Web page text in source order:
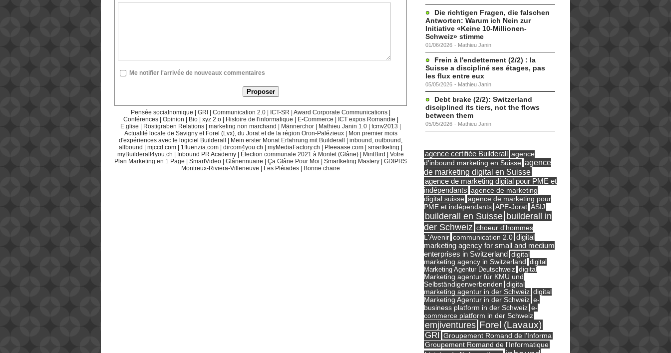
Me notifier l'arrivée de nouveaux commentaires
Pensée socialnomique GRI Communication 2.0 ICT-SR Award Corporate Communications
Conférences
Opinion Bio xyz 2.o Histoire de l'informatique E-Commerce ICT expos Romandie
E.glise
Röstigraben Relations marketing non marchand Männerchor Mathieu Janin 1.0 fcmv2013
Actualité locale de Savigny et Forel (Lvx), du Jorat et de la région Oron-Palézieux
Mon premier mois
d'expériences avec le logiciel Builderall
Mein erster Monat Erfahrung mit Builderall
inbound, outbound,
allbound
mjccd.com 1fluenzia.com dircom4you.ch myMediaFactory.ch Pleeaase.com smartketing
myBuilderall4you.ch
Inbound PR Academy Élection communale 2021 à Montet (Glâne) MintBird
Votre
Plan Marketing en 1 Page
SmartVideo Glânennuaire Ça Glâne Pour Moi Smartketing Mastery
GDIPRS
Montreux-Riviera-Villeneuve
Les Pléiades Bonne chaire
Die richtigen Fragen, die falschen
Antworten: Warum ich Nein zur
Initiative «Keine 10-Millionen-
Schweiz» stimme
01/06/2026 - Mathieu Janin
Frein à l'endettement (2/2) : la
Suisse a discipliné ses étages, pas
les flux entre eux
05/05/2026 - Mathieu Janin
Debt brake (2/2): Switzerland
disciplined its tiers, not the flows
between them
05/05/2026 - Mathieu Janin
agence certifiée Builderall
agence
d'inbound marketing en Suisse agence
de marketing digital en Suisse
agence de marketing digital pour PME et
indépendants agence de marketing
digital suisse agence de marketing pour
PME et indépendants APE-Jorat ASIJ
builderall en Suisse builderall in
der Schweiz choeur d'hommes
L'Avenir communication 2.0 digital
marketing agency for small and medium
enterprises in Switzerland digital
marketing agency in Switzerland digital
Marketing Agentur Deutschweiz digital
Marketing agentur für KMU und
Selbständigerwerbenden digital
marketing agentur in der Schweiz digital
Marketing Agentur in der Schweiz e-
business platform in der Schweiz e-
commerce platform in der Schweiz
emjiventures Forel (Lavaux)
GRI Groupement Romand de l'Informa
Groupement Romand de l'Informatique